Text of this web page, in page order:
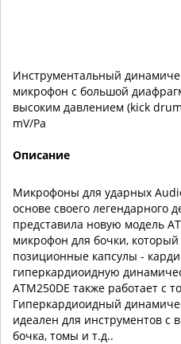
Инструментальный
микрофон с большой
высоким давлением (kick
mV/Pa
Описание
Микрофоны для ударных
основе своего легендарного
представила новую модель
микрофон для бочки,
позиционные капсулы -
гиперкардиоидную
ATM250DE также работает с
Гиперкардиоидный
идеален для инструментов с
бочка, томы и т.д..